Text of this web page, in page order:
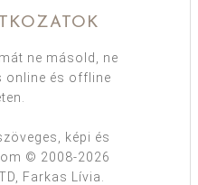
ne másold, ne
online és offline
képi és
© 2008-2026
Farkas Lívia.